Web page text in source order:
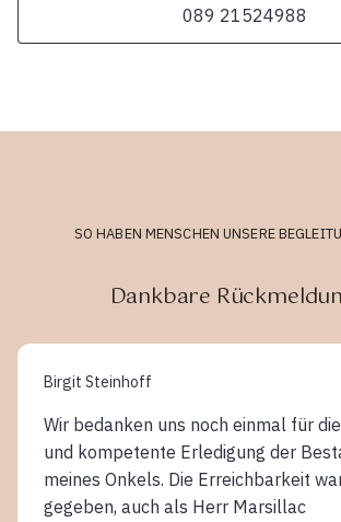
089 21524988
SO HABEN MENSCHEN UNSERE
Dankbare
Birgit Steinhoff
Wir bedanken uns noch einmal für
und kompetente Erledigung der
meines Onkels. Die Erreichbarkeit
gegeben, auch als Herr Marsillac